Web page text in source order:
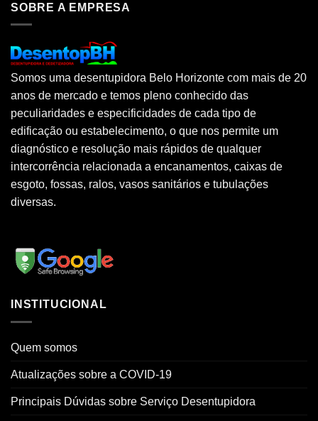
SOBRE A EMPRESA
Somos uma desentupidora Belo Horizonte com mais de 20
anos de mercado e temos pleno conhecido das
peculiaridades e especificidades de cada tipo de
edificação ou estabelecimento, o que nos permite um
diagnóstico e resolução mais rápidos de qualquer
intercorrência relacionada a encanamentos, caixas de
esgoto, fossas, ralos, vasos sanitários e tubulações
diversas.
INSTITUCIONAL
Quem somos
Atualizações sobre a COVID-19
Principais Dúvidas sobre Serviço Desentupidora